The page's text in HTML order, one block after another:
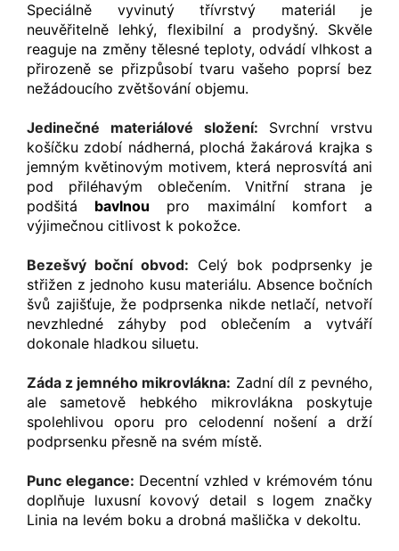
Speciálně vyvinutý třívrstvý materiál je
neuvěřitelně lehký, flexibilní a prodyšný. Skvěle
reaguje na změny tělesné teploty, odvádí vlhkost a
přirozeně se přizpůsobí tvaru vašeho poprsí bez
nežádoucího zvětšování objemu.
Jedinečné materiálové složení:
Svrchní vrstvu
košíčku zdobí nádherná, plochá žakárová krajka s
jemným květinovým motivem, která neprosvítá ani
pod přiléhavým oblečením. Vnitřní strana je
podšitá
bavlnou
pro maximální komfort a
výjimečnou citlivost k pokožce.
Bezešvý boční obvod: Celý bok podprsenky je
střižen z jednoho kusu materiálu. Absence bočních
švů zajišťuje, že podprsenka nikde netlačí, netvoří
nevzhledné záhyby pod oblečením a vytváří
dokonale hladkou siluetu.
Záda z jemného mikrovlákna: Zadní díl z pevného,
ale sametově hebkého mikrovlákna poskytuje
spolehlivou oporu pro celodenní nošení a drží
podprsenku přesně na svém místě.
Punc elegance: Decentní vzhled v krémovém tónu
doplňuje luxusní kovový detail s logem značky
Linia na levém boku a drobná mašlička v dekoltu.